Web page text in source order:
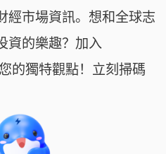
經市場資訊。想和全球志
資的樂趣？加入
的獨特觀點！立刻掃碼